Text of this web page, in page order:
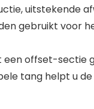
uitstekende
gebruikt voor
offset-sectie
tang helpt u